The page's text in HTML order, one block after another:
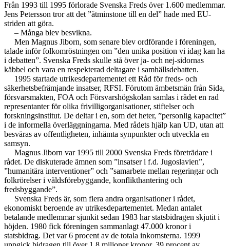
Från 1993 till 1995 förlorade Svenska Freds över 1.600 medlemmar.
Jens Petersson tror att det ”åtminstone till en del” hade med EU-
striden att göra.
– Många blev besvikna.
Men Magnus Jiborn, som senare blev ordförande i föreningen,
talade inför folkomröstningen om ”den unika position vi idag kan ha
i debatten”. Svenska Freds skulle stå över ja- och nej-sidornas
käbbel och vara en respekterad deltagare i samhällsdebatten.
1995 startade utrikesdepartementet ett Råd för freds- och
säkerhetsbefrämjande insatser, RFSI. Förutom ämbetsmän från Sida,
försvarsmakten, FOA och Försvarshögskolan samlas i rådet en rad
representanter för olika frivilligorganisationer, stiftelser och
forskningsinstitut. De deltar i en, som det heter, ”personlig kapacitet”
i de informella överläggningarna. Med rådets hjälp kan UD, utan att
besväras av offentligheten, inhämta synpunkter och utveckla en
samsyn.
Magnus Jiborn var 1995 till 2000 Svenska Freds företrädare i
rådet. De diskuterade ämnen som ”insatser i f.d. Jugoslavien”,
”humanitära interventioner” och ”samarbete mellan regeringar och
folkrörelser i våldsförebyggande, konflikthantering och
fredsbyggande”.
Svenska Freds är, som flera andra organisationer i rådet,
ekonomiskt beroende av utrikesdepartementet. Medan antalet
betalande medlemmar sjunkit sedan 1983 har statsbidragen skjutit i
höjden. 1980 fick föreningen sammanlagt 47.000 kronor i
statsbidrag. Det var 6 procent av de totala inkomsterna. 1999